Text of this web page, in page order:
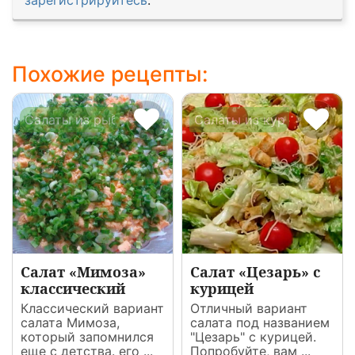
Похожие рецепты:
Салаты из рыбы и морепродуктов
Салат «Мимоза»
классический
Классический вариант
салата Мимоза,
который запомнился
еще с детства. его ...
Салаты из курицы
Салат «Цезарь» с
курицей
Отличный вариант
салата под названием
"Цезарь" с курицей.
Попробуйте, вам ...